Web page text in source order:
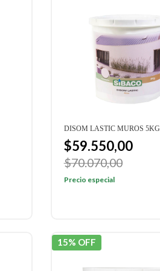
DISOM LASTIC MUROS 5KG
$59.550,00
$70.070,00
Precio especial
15% OFF